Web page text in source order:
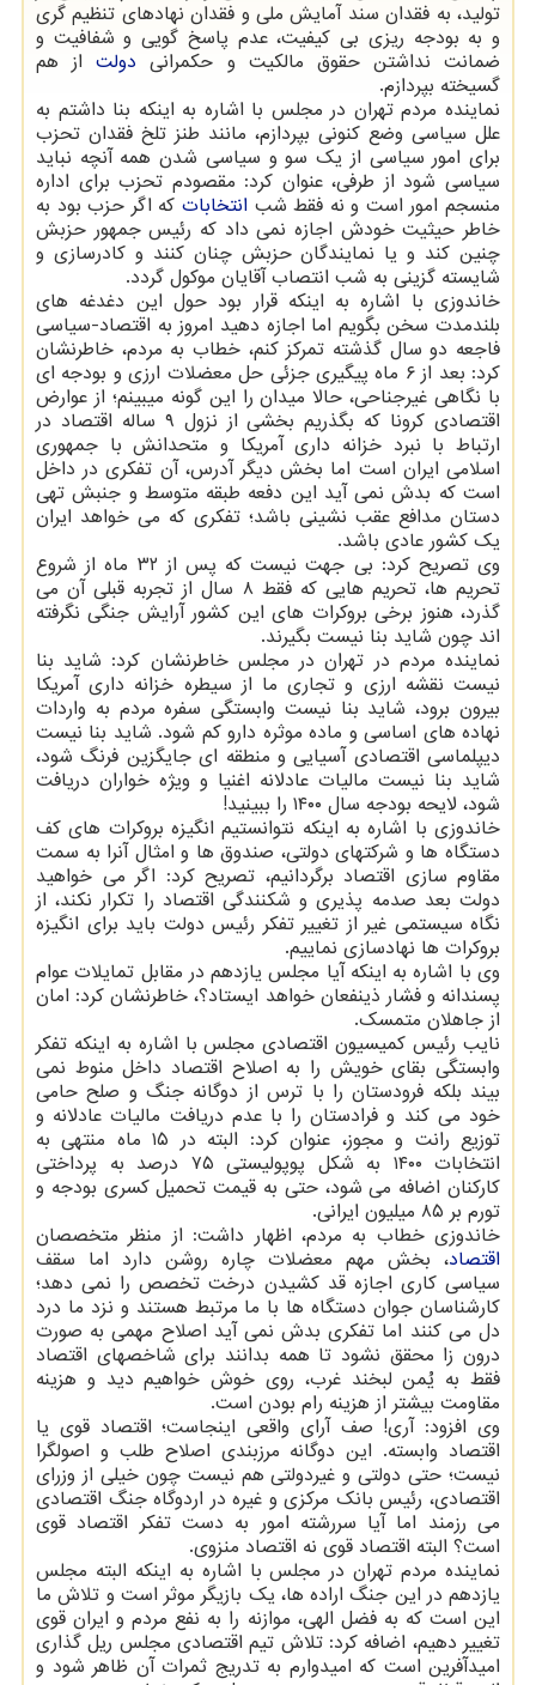
تولید، به فقدان سند آمایش ملی و فقدان نهادهای تنظیم گری
و به بودجه ریزی بی کیفیت، عدم پاسخ گویی و شفافیت و
ضمانت نداشتن حقوق مالکیت و حکمرانی دولتاز هم
گسیخته بپردازم.
نماینده مردم تهران در مجلس با اشاره به اینکه بنا داشتم به
علل سیاسی وضع کنونی بپردازم، مانند طنز تلخ فقدان تحزب
برای امور سیاسی از یک سو و سیاسی شدن همه آنچه نباید
سیاسی شود از طرفی، عنوان کرد: مقصودم تحزب برای اداره
منسجم امور است و نه فقط شب انتخابات که اگر حزب بود به
خاطر حیثیت خودش اجازه نمی داد که رئیس جمهور حزبش
چنین کند و یا نمایندگان حزبش چنان کنند و کادرسازی و
شایسته گزینی به شب انتصاب آقایان موکول گردد.
خاندوزی با اشاره به اینکه قرار بود حول این دغدغه های
بلندمدت سخن بگویم اما اجازه دهید امروز به اقتصاد-سیاسی
فاجعه دو سال گذشته تمرکز کنم، خطاب به مردم، خاطرنشان
کرد: بعد از ۶ ماه پیگیری جزئی حل معضلات ارزی و بودجه ای
با نگاهی غیرجناحی، حالا میدان را این گونه میبینم؛ از عوارض
اقتصادی کرونا که بگذریم بخشی از نزول ۹ ساله اقتصاد در
ارتباط با نبرد خزانه داری آمریکا و متحدانش با جمهوری
اسلامی ایران است اما بخش دیگر آدرس، آن تفکری در داخل
است که بدش نمی آید این دفعه طبقه متوسط و جنبش تهی
دستان مدافع عقب نشینی باشد؛ تفکری که می خواهد ایران
یک کشور عادی باشد.
وی تصریح کرد: بی جهت نیست که پس از ۳۲ ماه از شروع
تحریم ها، تحریم هایی که فقط ۸ سال از تجربه قبلی آن می
گذرد، هنوز برخی بروکرات های این کشور آرایش جنگی نگرفته
اند چون شاید بنا نیست بگیرند.
نماینده مردم در تهران در مجلس خاطرنشان کرد: شاید بنا
نیست نقشه ارزی و تجاری ما از سیطره خزانه داری آمریکا
بیرون برود، شاید بنا نیست وابستگی سفره مردم به واردات
نهاده های اساسی و ماده موثره دارو کم شود. شاید بنا نیست
دیپلماسی اقتصادی آسیایی و منطقه ای جایگزین فرنگ شود،
شاید بنا نیست مالیات عادلانه اغنیا و ویژه خواران دریافت
شود، لایحه بودجه سال ۱۴۰۰ را ببینید!
خاندوزی با اشاره به اینکه نتوانستیم انگیزه بروکرات های کف
دستگاه ها و شرکتهای دولتی، صندوق ها و امثال آنرا به سمت
مقاوم سازی اقتصاد برگردانیم، تصریح کرد: اگر می خواهید
دولت بعد صدمه پذیری و شکنندگی اقتصاد را تکرار نکند، از
نگاه سیستمی غیر از تغییر تفکر رئیس دولت باید برای انگیزه
بروکرات ها نهادسازی نماییم.
وی با اشاره به اینکه آیا مجلس یازدهم در مقابل تمایلات عوام
پسندانه و فشار ذینفعان خواهد ایستاد؟، خاطرنشان کرد: امان
از جاهلان متمسک.
نایب رئیس کمیسیون اقتصادی مجلس با اشاره به اینکه تفکر
وابستگی بقای خویش را به اصلاح اقتصاد داخل منوط نمی
بیند بلکه فرودستان را با ترس از دوگانه جنگ و صلح حامی
خود می کند و فرادستان را با عدم دریافت مالیات عادلانه و
توزیع رانت و مجوز، عنوان کرد: البته در ۱۵ ماه منتهی به
انتخابات ۱۴۰۰ به شکل پوپولیستی ۷۵ درصد به پرداختی
کارکنان اضافه می شود، حتی به قیمت تحمیل کسری بودجه و
تورم بر ۸۵ میلیون ایرانی.
خاندوزی خطاب به مردم، اظهار داشت: از منظر متخصصان
اقتصاد، بخش مهم معضلات چاره روشن دارد اما سقف
سیاسی کاری اجازه قد کشیدن درخت تخصص را نمی دهد؛
کارشناسان جوان دستگاه ها با ما مرتبط هستند و نزد ما درد
دل می کنند اما تفکری بدش نمی آید اصلاح مهمی به صورت
درون زا محقق نشود تا همه بدانند برای شاخصهای اقتصاد
فقط به یُمن لبخند غرب، روی خوش خواهیم دید و هزینه
مقاومت بیشتر از هزینه رام بودن است.
وی افزود: آری! صف آرای واقعی اینجاست؛ اقتصاد قوی یا
اقتصاد وابسته. این دوگانه مرزبندی اصلاح طلب و اصولگرا
نیست؛ حتی دولتی و غیردولتی هم نیست چون خیلی از وزرای
اقتصادی، رئیس بانک مرکزی و غیره در اردوگاه جنگ اقتصادی
می رزمند اما آیا سررشته امور به دست تفکر اقتصاد قوی
است؟ البته اقتصاد قوی نه اقتصاد منزوی.
نماینده مردم تهران در مجلس با اشاره به اینکه البته مجلس
یازدهم در این جنگ اراده ها، یک بازیگر موثر است و تلاش ما
این است که به فضل الهی، موازنه را به نفع مردم و ایران قوی
تغییر دهیم، اضافه کرد: تلاش تیم اقتصادی مجلس ریل گذاری
امیدآفرین است که امیدوارم به تدریج ثمرات آن ظاهر شود و